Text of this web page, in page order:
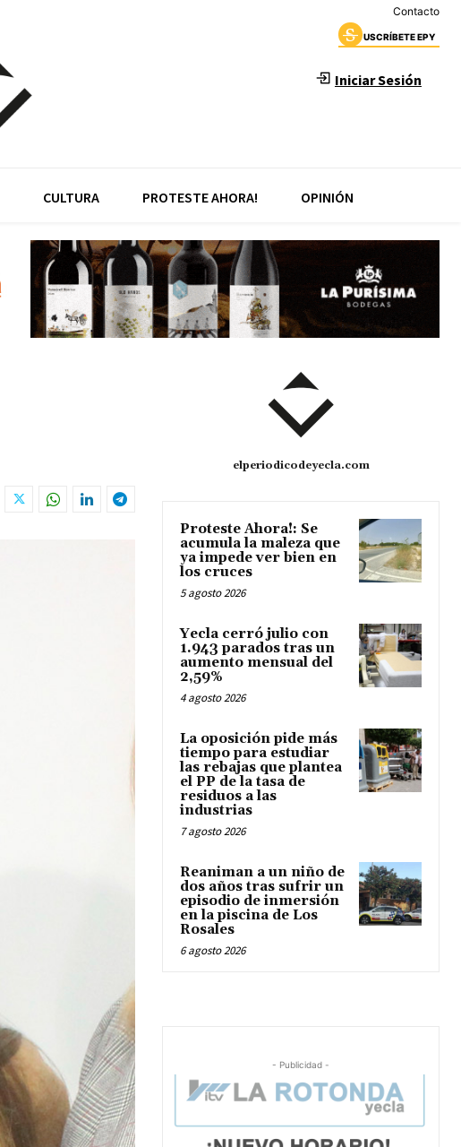
Contacto
USCRÍBETE EPY
Iniciar Sesión
CULTURA PROTESTE AHORA! OPINIÓN
elperiodicodeyecla.com
Proteste Ahora!: Se
acumula la maleza que
ya impede ver bien en
los cruces
5 agosto 2026
Yecla cerró julio con
1.943 parados tras un
aumento mensual del
2,59%
4 agosto 2026
La oposición pide más
tiempo para estudiar
las rebajas que plantea
el PP de la tasa de
residuos a las
industrias
7 agosto 2026
Reaniman a un niño de
dos años tras sufrir un
episodio de inmersión
en la piscina de Los
Rosales
6 agosto 2026
- Publicidad -